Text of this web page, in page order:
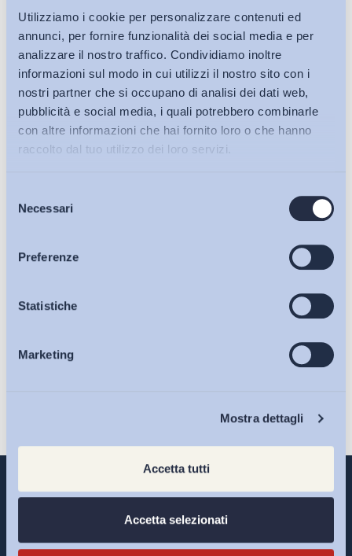
Utilizziamo i cookie per personalizzare contenuti ed
annunci, per fornire funzionalità dei social media e per
analizzare il nostro traffico. Condividiamo inoltre
informazioni sul modo in cui utilizzi il nostro sito con i
nostri partner che si occupano di analisi dei dati web,
pubblicità e social media, i quali potrebbero combinarle
con altre informazioni che hai fornito loro o che hanno
raccolto dal tuo utilizzo dei loro servizi.
delNecessari
Preferenze
Statistiche
Marketing
Mostra dettagli
Accetta tutti
Accetta selezionati
Bollettini ADAPT
Articoli
Osservatori
Eventi
sulla pagina della
Iscriviti
Interventi ADAPT